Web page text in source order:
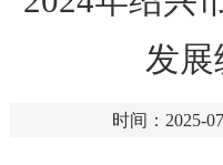
发展
时间：2025-